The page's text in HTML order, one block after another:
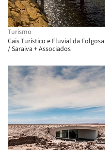
Turismo
Cais Turístico e Fluvial da Folgosa
/ Saraiva + Associados